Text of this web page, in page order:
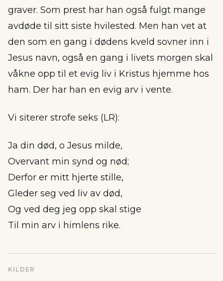
graver. Som prest har han også fulgt mange
avdøde til sitt siste hvilested. Men han vet at
den som en gang i dødens kveld sovner inn i
Jesus navn, også en gang i livets morgen skal
våkne opp til et evig liv i Kristus hjemme hos
ham. Der har han en evig arv i vente.
Vi siterer strofe seks (LR):
Ja din død, o Jesus milde,
Overvant min synd og nød;
Derfor er mitt hjerte stille,
Gleder seg ved liv av død,
Og ved deg jeg opp skal stige
Til min arv i himlens rike.
KILDER